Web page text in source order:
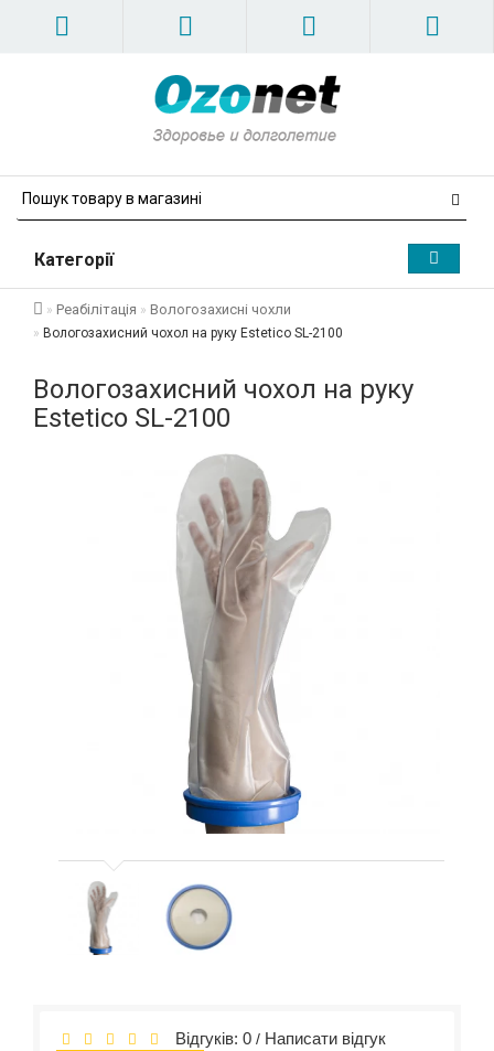
Категорії
Реабілітація Вологозахисні чохли
Вологозахисний чохол на руку Estetico SL-2100
Вологозахисний чохол на руку
Estetico SL-2100
Відгуків: 0 / Написати відгук